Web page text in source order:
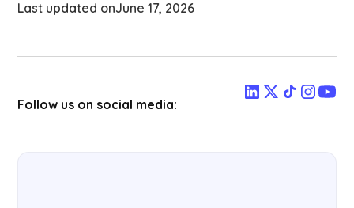
Last updated onJune 17, 2026
Follow us on social media: